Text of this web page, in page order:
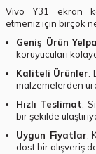
Vivo Y31 ekran
etmeniz için birçok
Geniş Ürün
koruyucuları
Kaliteli Ürünler:
malzemelerden
Hızlı Teslimat:
bir şekilde
Uygun Fiyatlar:
dost bir alışveriş